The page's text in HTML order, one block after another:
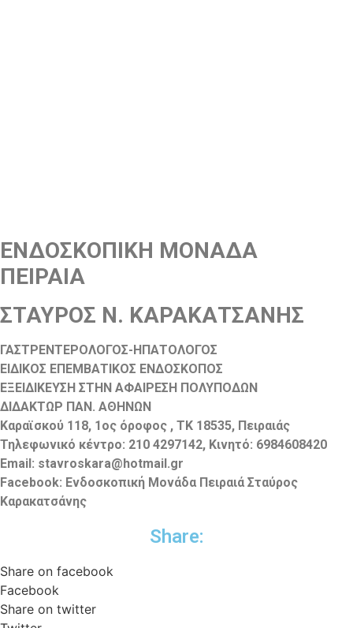
ΕΝΔΟΣΚΟΠΙΚΗ ΜΟΝΑΔΑ
ΠΕΙΡΑΙΑ
ΣΤΑΥΡΟΣ Ν. ΚΑΡΑΚΑΤΣΑΝΗΣ
ΓΑΣΤΡΕΝΤΕΡΟΛΟΓΟΣ-ΗΠΑΤΟΛΟΓΟΣ
ΕΙΔΙΚΟΣ ΕΠΕΜΒΑΤΙΚΟΣ ΕΝΔΟΣΚΟΠΟΣ
ΕΞΕΙΔΙΚΕΥΣΗ ΣΤΗΝ ΑΦΑΙΡΕΣΗ ΠΟΛΥΠΟΔΩΝ
ΔΙΔΑΚΤΩΡ ΠΑΝ. ΑΘΗΝΩΝ
Καραϊσκού 118, 1ος όροφος , ΤΚ 18535, Πειραιάς
Τηλεφωνικό κέντρο: 210 4297142, Κινητό: 6984608420
Email: stavroskara@hotmail.gr
Facebook: Ενδοσκοπική Μονάδα Πειραιά Σταύρος
Καρακατσάνης
Share:
Share on facebook
Facebook
Share on twitter